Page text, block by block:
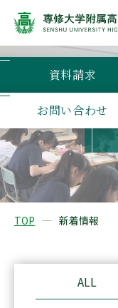
学校案内
学びの特長
学校生活
TOP 新着情報
ALL
資料請求
お問い合わせ